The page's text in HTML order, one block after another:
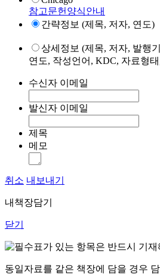
참고문헌양식안내
간략정보 (제목, 저자, 연도)
상세정보 (제목, 저자, 발행
연도, 작성언어, KDC, 자료형
수신자 이메일
발신자 이메일
제목
메모
취소 내보내기
내책장담기
닫기
표가 있는 항목은 반드시 기
동일자료를 같은 책장에 담을 경우